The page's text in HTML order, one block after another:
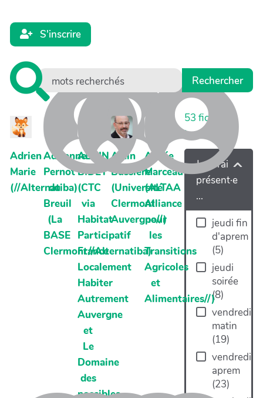
S'inscrire
53 fiches
trouvées
Je serai
présent·e
...
jeudi fin
d'aprem
(5)
jeudi
soirée
(8)
vendredi
matin
(19)
vendredi
aprem
(23)
Adrien
Marie
(//Alternatiba)
Adrienne
Pernot
du
Breuil
(La
BASE
Clermont//Alternatiba)
ALAIN
BIDET
(CTC
via
Habitat
Participatif
France
Localement
Habiter
Autrement
Auvergne
et
Le
Domaine
des
possibles
Alain
Bussière
(Université
Clermont
Auvergne//)
Alizée
Marceau
(ALTAA
Alliance
pour
les
Transitions
Agricoles
et
Alimentaires//)